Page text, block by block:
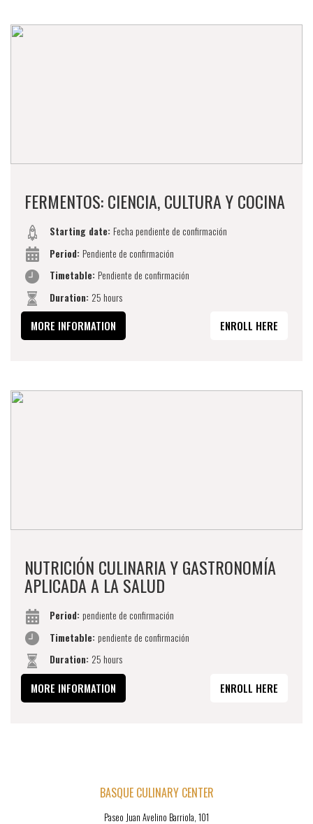
FERMENTOS: CIENCIA, CULTURA Y COCINA
Starting date: Fecha pendiente de confirmación
Period: Pendiente de confirmación
Timetable: Pendiente de confirmación
Duration: 25 hours
MORE INFORMATION ENROLL HERE
NUTRICIÓN CULINARIA Y GASTRONOMÍA
APLICADA A LA SALUD
Period: pendiente de confirmación
Timetable: pendiente de confirmación
Duration: 25 hours
MORE INFORMATION ENROLL HERE
BASQUE CULINARY CENTER
Paseo Juan Avelino Barriola, 101